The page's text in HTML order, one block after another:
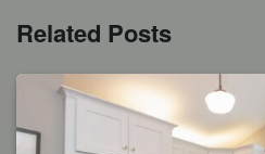
Related Posts